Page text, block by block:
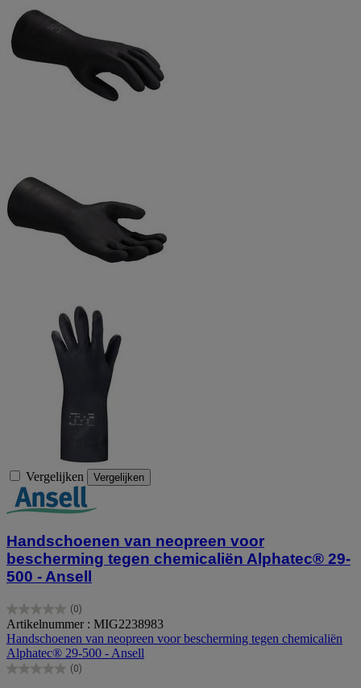
Vergelijken Vergelijken
Handschoenen van neopreen voor
bescherming tegen chemicaliën Alphatec® 29-
500 - Ansell
(0)
0.0
van
de
5
sterren.
Artikelnummer : MIG2238983
Handschoenen van neopreen voor bescherming tegen chemicaliën
Alphatec® 29-500 - Ansell
(0)
0.0